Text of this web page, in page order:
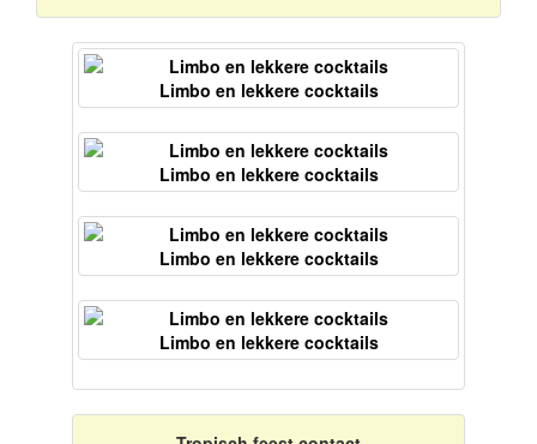
Limbo en lekkere cocktails
Limbo en lekkere cocktails
Limbo en lekkere cocktails
Limbo en lekkere cocktails